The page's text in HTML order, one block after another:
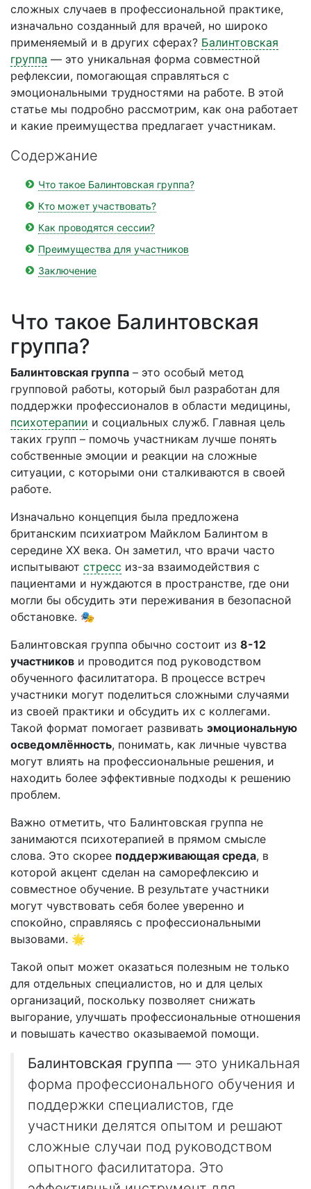
сложных случаев в профессиональной практике,
изначально созданный для врачей, но широко
применяемый и в других сферах? Балинтовская
группа — это уникальная форма совместной
рефлексии, помогающая справляться с
эмоциональными трудностями на работе. В этой
статье мы подробно рассмотрим, как она работает
и какие преимущества предлагает участникам.
Содержание
Что такое Балинтовская группа?
Кто может участвовать?
Как проводятся сессии?
Преимущества для участников
Заключение
Что такое Балинтовская
группа?
Балинтовская группа – это особый метод
групповой работы, который был разработан для
поддержки профессионалов в области медицины,
психотерапии и социальных служб. Главная цель
таких групп – помочь участникам лучше понять
собственные эмоции и реакции на сложные
ситуации, с которыми они сталкиваются в своей
работе.
Изначально концепция была предложена
британским психиатром Майклом Балинтом в
середине ХХ века. Он заметил, что врачи часто
испытывают стресс из-за взаимодействия с
пациентами и нуждаются в пространстве, где они
могли бы обсудить эти переживания в безопасной
обстановке. 🎭
Балинтовская группа обычно состоит из 8-12
участников и проводится под руководством
обученного фасилитатора. В процессе встреч
участники могут поделиться сложными случаями
из своей практики и обсудить их с коллегами.
Такой формат помогает развивать эмоциональную
осведомлённость, понимать, как личные чувства
могут влиять на профессиональные решения, и
находить более эффективные подходы к решению
проблем.
Важно отметить, что Балинтовская группа не
занимаются психотерапией в прямом смысле
слова. Это скорее поддерживающая среда, в
которой акцент сделан на саморефлексию и
совместное обучение. В результате участники
могут чувствовать себя более уверенно и
спокойно, справляясь с профессиональными
вызовами. 🌟
Такой опыт может оказаться полезным не только
для отдельных специалистов, но и для целых
организаций, поскольку позволяет снижать
выгорание, улучшать профессиональные отношения
и повышать качество оказываемой помощи.
Балинтовская группа — это уникальная
форма профессионального обучения и
поддержки специалистов, где
участники делятся опытом и решают
сложные случаи под руководством
опытного фасилитатора. Это